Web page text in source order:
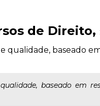
de Direito,
qualidade, baseado
baseado em